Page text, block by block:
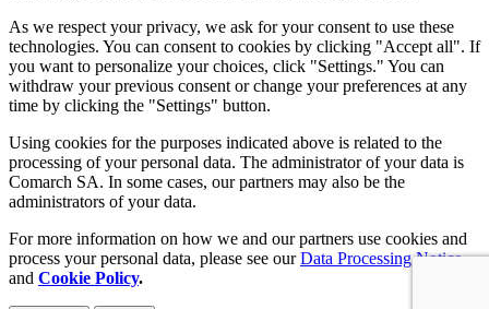
As we respect your privacy, we ask for your consent to use these
technologies. You can consent to cookies by clicking "Accept all". If
you want to personalize your choices, click "Settings." You can
withdraw your previous consent or change your preferences at any
time by clicking the "Settings" button.
Using cookies for the purposes indicated above is related to the
processing of your personal data. The administrator of your data is
Comarch SA. In some cases, our partners may also be the
administrators of your data.
For more information on how we and our partners use cookies and
process your personal data, please see ourData Processing Notice
and Cookie Policy.